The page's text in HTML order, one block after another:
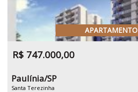
APARTAMENTO
R$ 747.000,00
Paulínia/SP
Santa Terezinha